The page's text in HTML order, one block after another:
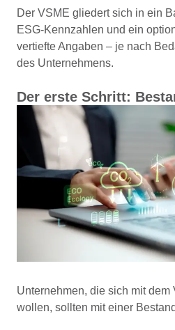
Der VSME gliedert sich in ein
ESG-Kennzahlen und ein
vertiefte Angaben – je nach
des Unternehmens.
Der erste Schritt:
Unternehmen, die sich mit dem
wollen, sollten mit einer